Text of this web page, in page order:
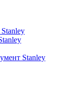
Stanley